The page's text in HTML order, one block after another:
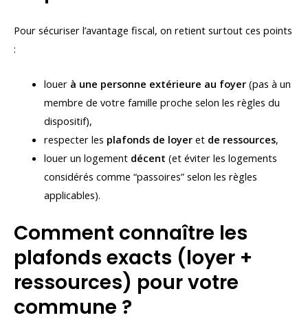
Pour sécuriser l’avantage fiscal, on retient surtout ces points
:
louer à une personne extérieure au foyer(pas à un
membre de votre famille proche selon les règles du
dispositif),
respecter les plafonds de loyeret de ressources,
louer un logement décent (et éviter les logements
considérés comme “passoires” selon les règles
applicables).
Comment connaître les
plafonds exacts (loyer +
ressources) pour votre
commune ?